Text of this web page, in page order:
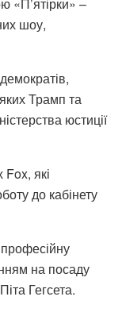
шоу,
Трамп та
юстиції
які
до кабінету
на посаду
Гегсета.